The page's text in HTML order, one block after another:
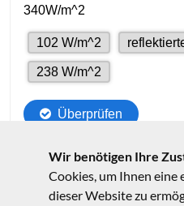
Wir benötigen Ihre
Cookies, um Ihnen
dieser Website zu